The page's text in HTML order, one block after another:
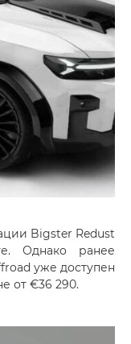
Bigster Redust
Однако ранее
уже доступен
от €36 290.